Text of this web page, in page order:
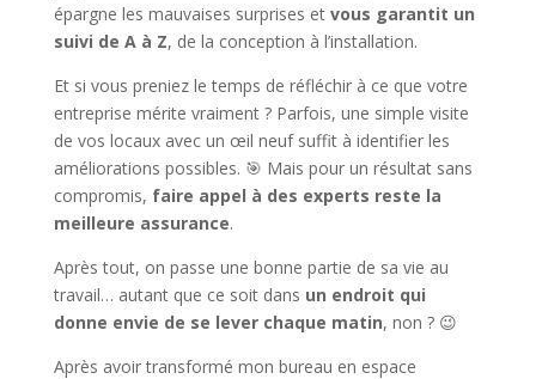
épargne les mauvaises surprises et vous garantit un
suivi de A à Z, de la conception à l’installation.
Et si vous preniez le temps de réfléchir à ce que votre
entreprise mérite vraiment ? Parfois, une simple visite
de vos locaux avec un œil neuf suffit à identifier les
améliorations possibles. 🎯 Mais pour un résultat sans
compromis, faire appel à des experts reste la
meilleure assurance.
Après tout, on passe une bonne partie de sa vie au
travail… autant que ce soit dans un endroit qui
donne envie de se lever chaque matin, non ? 😉
Après avoir transformé mon bureau en espace